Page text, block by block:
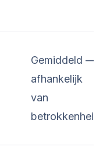
Gemiddeld —
afhankelijk
van
betrokkenheid